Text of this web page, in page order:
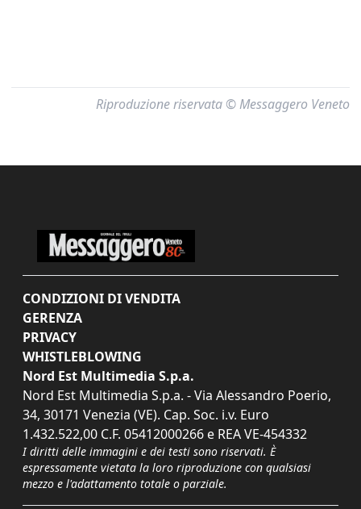
Riproduzione riservata © Messaggero Veneto
CONDIZIONI DI VENDITA
GERENZA
PRIVACY
WHISTLEBLOWING
Nord Est Multimedia S.p.a.
Nord Est Multimedia S.p.a. - Via Alessandro Poerio,
34, 30171 Venezia (VE). Cap. Soc. i.v. Euro
1.432.522,00 C.F. 05412000266 e REA VE-454332
I diritti delle immagini e dei testi sono riservati. È
espressamente vietata la loro riproduzione con qualsiasi
mezzo e l'adattamento totale o parziale.